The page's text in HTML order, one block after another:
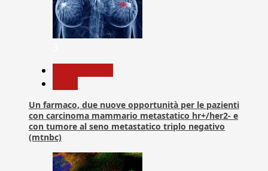
Un farmaco, due nuove opportunità per le pazienti
con carcinoma mammario metastatico hr+/her2- e
con tumore al seno metastatico triplo negativo
(mtnbc)